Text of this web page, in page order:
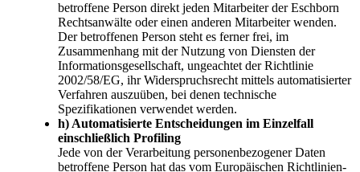
betroffene Person direkt jeden Mitarbeiter der Eschborn
Rechtsanwälte oder einen anderen Mitarbeiter wenden.
Der betroffenen Person steht es ferner frei, im
Zusammenhang mit der Nutzung von Diensten der
Informationsgesellschaft, ungeachtet der Richtlinie
2002/58/EG, ihr Widerspruchsrecht mittels automatisierter
Verfahren auszuüben, bei denen technische
Spezifikationen verwendet werden.
h) Automatisierte Entscheidungen im Einzelfall
einschließlich Profiling
Jede von der Verarbeitung personenbezogener Daten
betroffene Person hat das vom Europäischen Richtlinien-